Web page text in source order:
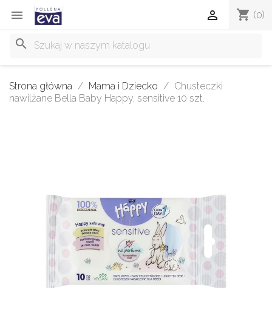
 shopping_cart (0)

search
Strona główna Mama i Dziecko
Chusteczki
nawilżane Bella Baby Happy, sensitive 10 szt.